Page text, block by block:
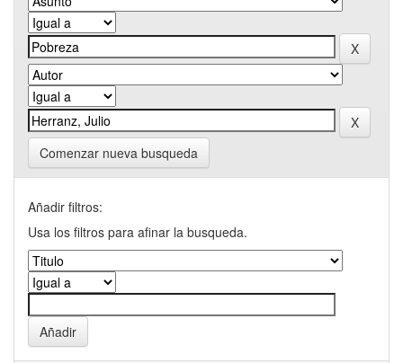
Comenzar nueva busqueda
Añadir filtros:
Usa los filtros para afinar la busqueda.